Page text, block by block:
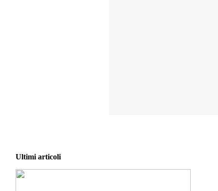
Ultimi articoli